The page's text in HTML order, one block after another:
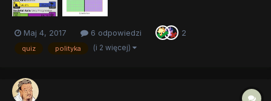
Maj 4, 2017 6 odpowiedzi 2
quiz polityka (i 2 więcej)